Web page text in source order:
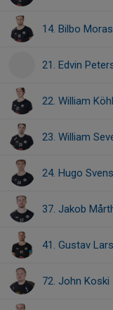
14. Bilbo
21. Edvin
22. William
23. William
24. Hugo
37. Jakob
41. Gustav
72. John Koski